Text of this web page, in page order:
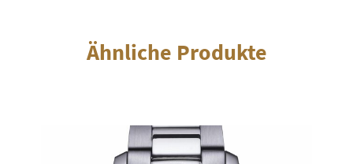
Ähnliche Produkte